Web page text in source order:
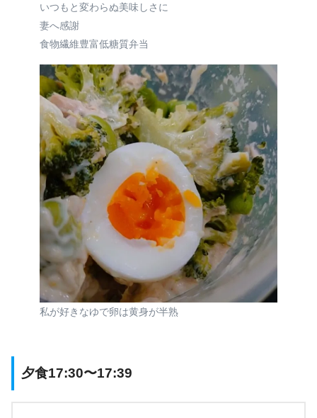
いつもと変わらぬ美味しさに
妻へ感謝
食物繊維豊富低糖質弁当
私が好きなゆで卵は黄身が半熟
夕食17:30〜17:39